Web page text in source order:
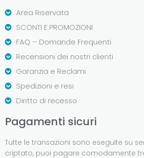
Area Riservata
SCONTI E PROMOZIONI
FAQ – Domande Frequenti
Recensioni dei nostri clienti
Garanzia e Reclami
Spedizioni e resi
Diritto di recesso
Pagamenti sicuri
Tutte le transazioni sono eseguite su
criptato, puoi pagare comodamente